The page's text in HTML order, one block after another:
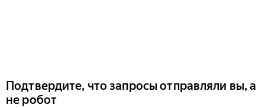
Подтвердите, что запросы отправляли вы, а
не робот